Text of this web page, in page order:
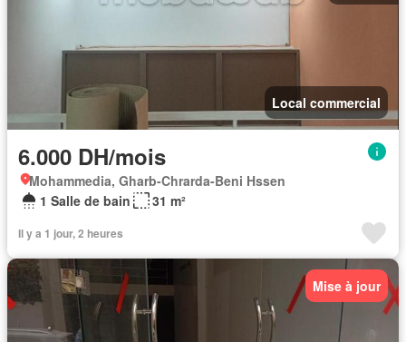
Local commercial
6.000 DH/mois
Mohammedia, Gharb-Chrarda-Beni Hssen
1 Salle de bain
31 m²
Il y a 1 jour, 2 heures
Mise à jour